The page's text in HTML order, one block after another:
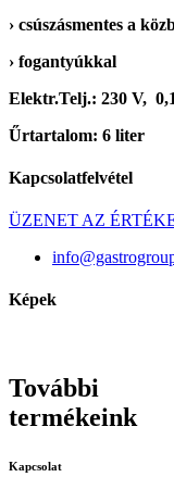
› csúszásmentes a
› fogantyúkkal
Elektr.Telj.: 230 V,
Űrtartalom: 6 liter
Kapcsolatfelvétel
ÜZENET AZ
Képek
További
termékeink
Kapcsolat